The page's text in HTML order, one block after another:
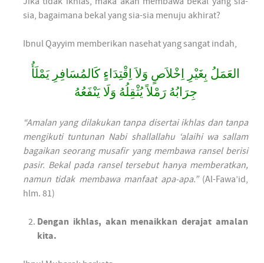
sia, bagaimana bekal yang sia-sia menuju akhirat?
Ibnul Qayyim memberikan nasehat yang sangat indah,
العَمَلُ بِغَيْرِ اِخْلاَصٍ وَلاَ اِقْتِدَاءٍ كَالمُسَافِرِ يَمْلَأُ
جِرَابُهُ رَمْلاً يُثْقِلُهُ وَلَا يَنْفَعُهُ
“Amalan yang dilakukan tanpa disertai ikhlas dan tanpa
mengikuti tuntunan Nabi shallallahu ‘alaihi wa sallam
bagaikan seorang musafir yang membawa ransel berisi
pasir. Bekal pada ransel tersebut hanya memberatkan,
namun tidak membawa manfaat apa-apa.”(Al-Fawa’id,
hlm. 81)
Dengan ikhlas, akan menaikkan derajat amalan
kita.